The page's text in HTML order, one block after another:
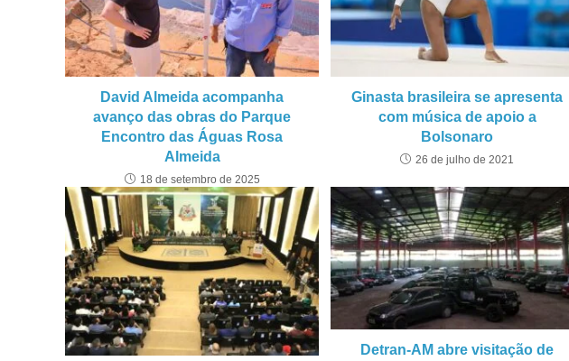
David Almeida acompanha
avanço das obras do Parque
Encontro das Águas Rosa
Almeida
18 de setembro de 2025
Ginasta brasileira se apresenta
com música de apoio a
Bolsonaro
26 de julho de 2021
Detran-AM abre visitação de